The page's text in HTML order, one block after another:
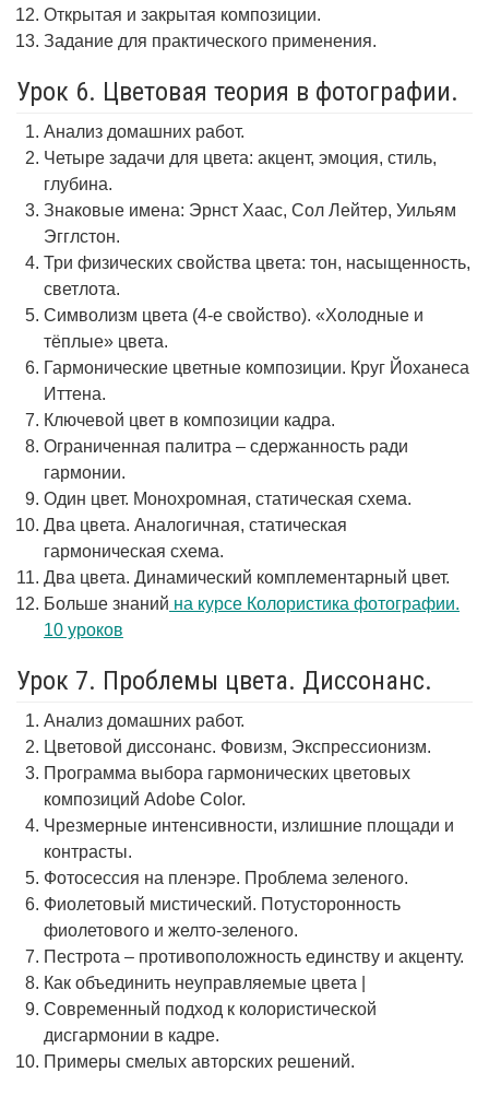
Открытая и закрытая композиции.
Задание для практического применения.
Урок 6. Цветовая теория в фотографии.
Анализ домашних работ.
Четыре задачи для цвета: акцент, эмоция, стиль,
глубина.
Знаковые имена: Эрнст Хаас, Сол Лейтер, Уильям
Эгглстон.
Три физических свойства цвета: тон, насыщенность,
светлота.
Символизм цвета (4-е свойство). «Холодные и
тёплые» цвета.
Гармонические цветные композиции. Круг Йоханеса
Иттена.
Ключевой цвет в композиции кадра.
Ограниченная палитра – сдержанность ради
гармонии.
Один цвет. Монохромная, статическая схема.
Два цвета. Аналогичная, статическая
гармоническая схема.
Два цвета. Динамический комплементарный цвет.
Больше знаний на курсе Колористика фотографии.
10 уроков
Урок 7. Проблемы цвета. Диссонанс.
Анализ домашних работ.
Цветовой диссонанс. Фовизм, Экспрессионизм.
Программа выбора гармонических цветовых
композиций Adobe Color.
Чрезмерные интенсивности, излишние площади и
контрасты.
Фотосессия на пленэре. Проблема зеленого.
Фиолетовый мистический. Потусторонность
фиолетового и желто-зеленого.
Пестрота – противоположность единству и акценту.
Как объединить неуправляемые цвета |
Современный подход к колористической
дисгармонии в кадре.
Примеры смелых авторских решений.